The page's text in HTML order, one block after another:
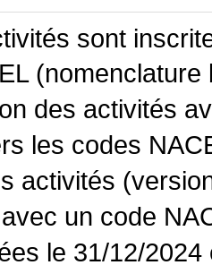
sont
des activités
les codes
activités
un code
le 31/12/